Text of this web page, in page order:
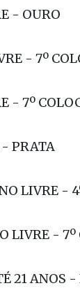
7º
- OURO
- 7º
- 7º
- PRATA
LIVRE -
LIVRE - 7º